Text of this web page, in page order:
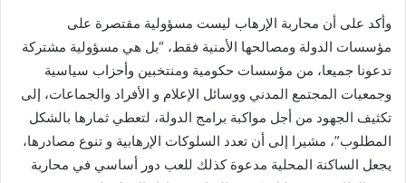
وأكد على أن محاربة الإرهاب ليست مسؤولية مقتصرة على
مؤسسات الدولة ومصالحها الأمنية فقط، “بل هي مسؤولية مشتركة
تدعونا جميعا، من مؤسسات حكومية ومنتخبين وأحزاب سياسية
وجمعيات المجتمع المدني ووسائل الإعلام و الأفراد والجماعات، إلى
تكثيف الجهود من أجل مواكبة برامج الدولة، لتعطي ثمارها بالشكل
المطلوب”، مشيرا إلى أن تعدد السلوكات الإرهابية و تنوع مصادرها،
يجعل الساكنة المحلية مدعوة كذلك للعب دور أساسي في محاربة